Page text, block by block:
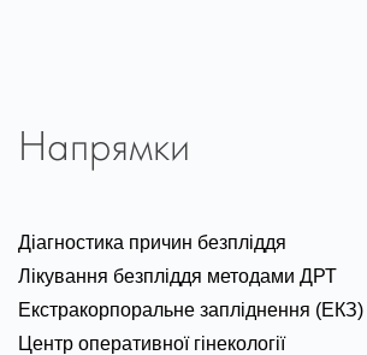
Напрямки
Діагностика причин безпліддя
Лікування безпліддя методами ДРТ
Екстракорпоральне запліднення (ЕКЗ)
Центр оперативної гінекології